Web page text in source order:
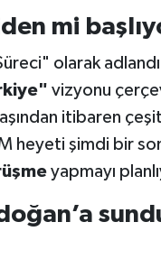
mi
olarak
vizyonu
itibaren
heyeti şimdi bir
yapmayı